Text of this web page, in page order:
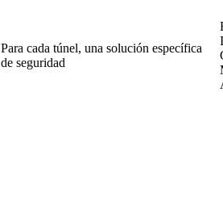
Para cada túnel, una solución específica
de seguridad